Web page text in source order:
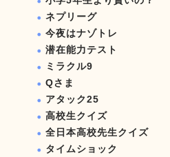
ネプリーグ
今夜はナゾトレ
潜在能力テスト
ミラクル9
Qさま
アタック25
高校生クイズ
全日本高校先生クイズ
タイムショック